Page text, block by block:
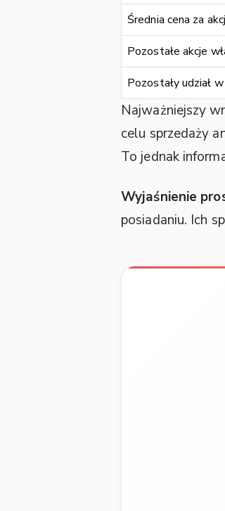
Średnia cena za
Pozostałe akcje
Pozostały udział
Najważniejszy
celu sprzedaży
To jednak
Wyjaśnienie
posiadaniu. Ich